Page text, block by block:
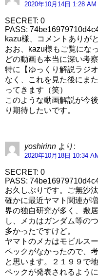
2020年10月14日 1:28 AM
SECRET: 0
PASS:
kazu様、コメントありが
おお、kazu様もご覧にな
どの動画も本当に深い考
特に【ゆっくり解説ラジ
なく、これを見た後にま
ってきます（笑）
このような動画解説が今
り期待したいです。
yoshirinn より:
2020年10月18日 10:34
SECRET: 0
PASS:
お久しぶりです。ご無沙
確かに最近ヤマト関連が
界の独自研究が多く、敷
し、メカはガンダム等の
多かったですけど。
ヤマトのメカはモビルス
ペックがなかったので、
と思います。２１９９で
ペックが発表されるよう